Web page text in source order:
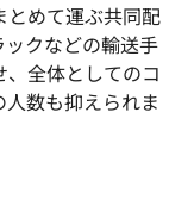
とめて運ぶ共同配
クなどの輸送手
全体としてのコ
数も抑えられま